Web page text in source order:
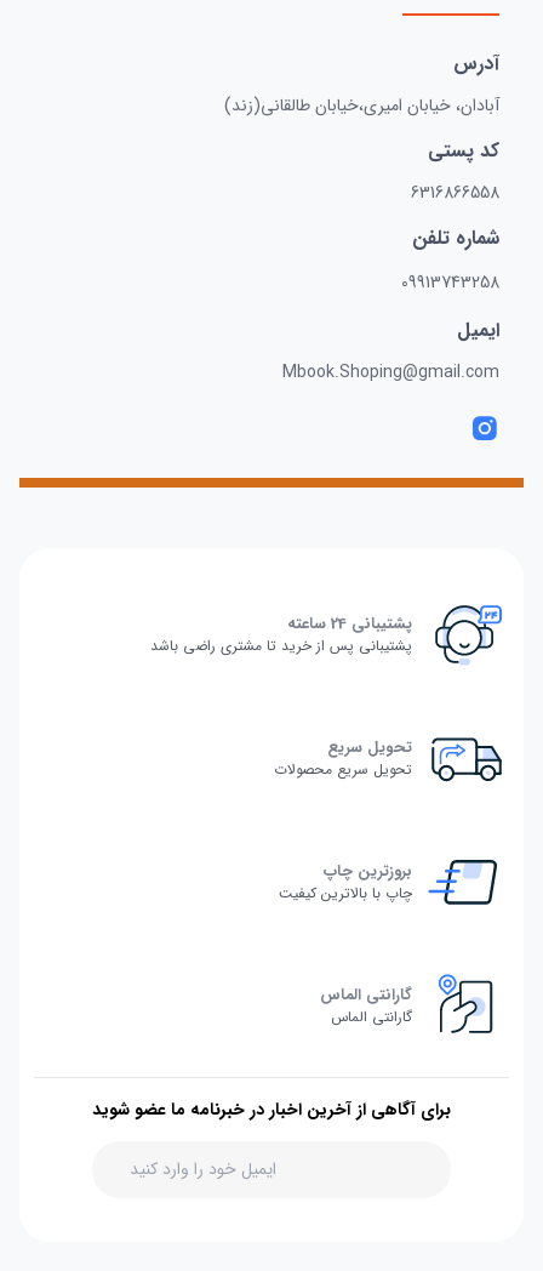
آدرس
آبادان، خیابان امیری،خیابان طالقانی(زند)
کد پستی
6316866558
شماره تلفن
09913743258
ایمیل
Mbook.Shoping@gmail.com
پشتیبانی 24 ساعته
پشتیبانی پس از خرید تا مشتری راضی باشد
تحویل سریع
تحویل سریع محصولات
بروزترین چاپ
چاپ با بالاترین کیفیت
گارانتی الماس
گارانتی الماس
برای آگاهی از آخرین اخبار در خبرنامه ما عضو شوید